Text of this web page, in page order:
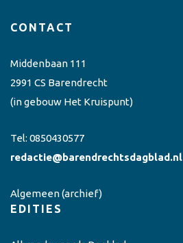
CONTACT
Middenbaan 111
2991 CS Barendrecht
(in gebouw Het Kruispunt)
Tel: 0850430577
redactie@barendrechtsdagblad.nl
Algemeen(archief)
EDITIES